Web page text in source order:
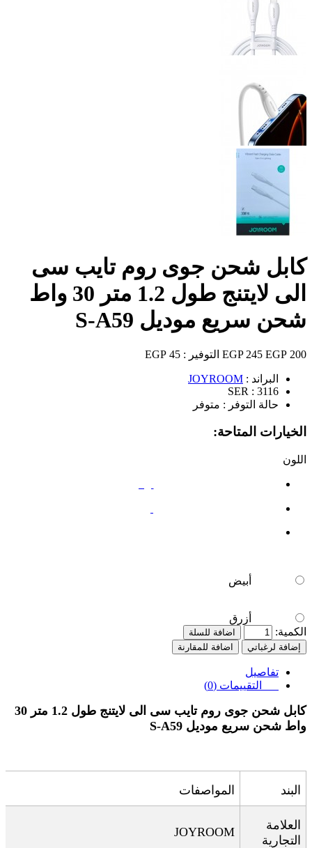
كابل شحن جوى روم تايب سى
الى لايتنج طول 1.2 متر 30 واط
شحن سريع موديل S-A59
200 EGP
245 EGP التوفير : 45 EGP
البراند : JOYROOM
SER : 3116
حالة التوفر : متوفر
الخيارات المتاحة:
اللون
أبيض
أزرق
الكمية:
اضافة للسلة
إضافة لرغباتي
اضافة للمقارنة
تفاصيل
التقييمات (0)
كابل شحن جوى روم تايب سى الى لايتنج طول 1.2 متر 30
واط شحن سريع موديل S-A59
البند المواصفات
العلامة
التجارية
JOYROOM